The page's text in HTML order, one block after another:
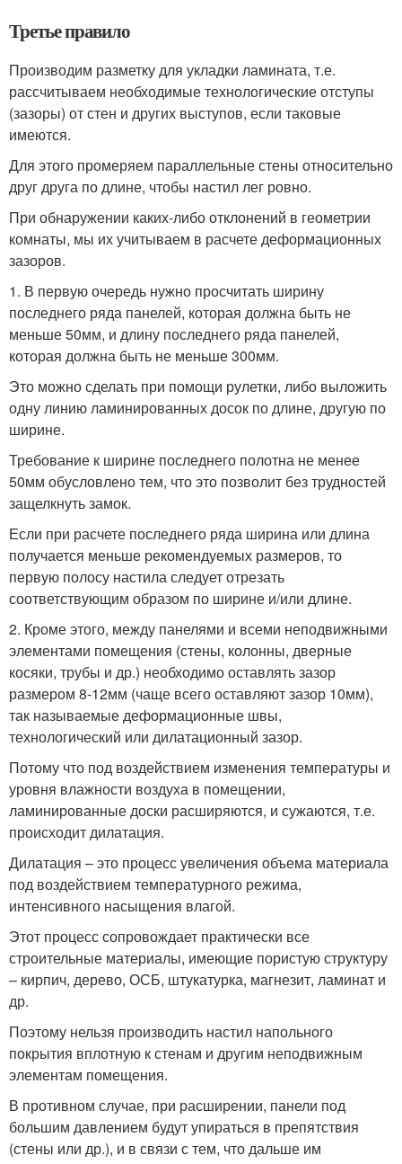
Третье правило
Производим разметку для укладки ламината, т.е.
рассчитываем необходимые технологические отступы
(зазоры) от стен и других выступов, если таковые
имеются.
Для этого промеряем параллельные стены относительно
друг друга по длине, чтобы настил лег ровно.
При обнаружении каких-либо отклонений в геометрии
комнаты, мы их учитываем в расчете деформационных
зазоров.
1. В первую очередь нужно просчитать ширину
последнего ряда панелей, которая должна быть не
меньше 50мм, и длину последнего ряда панелей,
которая должна быть не меньше 300мм.
Это можно сделать при помощи рулетки, либо выложить
одну линию ламинированных досок по длине, другую по
ширине.
Требование к ширине последнего полотна не менее
50мм обусловлено тем, что это позволит без трудностей
защелкнуть замок.
Если при расчете последнего ряда ширина или длина
получается меньше рекомендуемых размеров, то
первую полосу настила следует отрезать
соответствующим образом по ширине и/или длине.
2. Кроме этого, между панелями и всеми неподвижными
элементами помещения (стены, колонны, дверные
косяки, трубы и др.) необходимо оставлять зазор
размером 8-12мм (чаще всего оставляют зазор 10мм),
так называемые деформационные швы,
технологический или дилатационный зазор.
Потому что под воздействием изменения температуры и
уровня влажности воздуха в помещении,
ламинированные доски расширяются, и сужаются, т.е.
происходит дилатация.
Дилатация – это процесс увеличения объема материала
под воздействием температурного режима,
интенсивного насыщения влагой.
Этот процесс сопровождает практически все
строительные материалы, имеющие пористую структуру
– кирпич, дерево, ОСБ, штукатурка, магнезит, ламинат и
др.
Поэтому нельзя производить настил напольного
покрытия вплотную к стенам и другим неподвижным
элементам помещения.
В противном случае, при расширении, панели под
большим давлением будут упираться в препятствия
(стены или др.), и в связи с тем, что дальше им